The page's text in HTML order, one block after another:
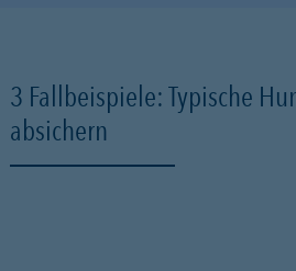
3 Fallbeispiele: Typische
absichern